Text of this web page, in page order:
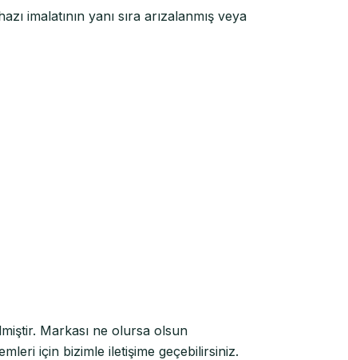
imalatının yanı sıra arızalanmış veya
Markası ne olursa olsun
için bizimle iletişime geçebilirsiniz.